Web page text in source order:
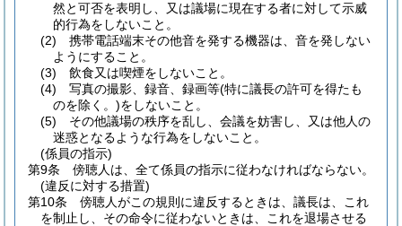
然と可否を表明し、又は議場に現在する者に対して示威
的行為をしないこと。
(2)
携帯電話端末その他音を発する機器は、音を発しない
ようにすること。
(3)
飲食又は喫煙をしないこと。
(4)
写真の撮影、録音、録画等(特に議長の許可を得たも
のを除く。)をしないこと。
(5)
その他議場の秩序を乱し、会議を妨害し、又は他人の
迷惑となるような行為をしないこと。
(係員の指示)
第9条
傍聴人は、全て係員の指示に従わなければならない。
(違反に対する措置)
第10条
傍聴人がこの規則に違反するときは、議長は、これ
を制止し、その命令に従わないときは、これを退場させる